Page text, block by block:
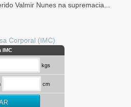
Valmir Nunes na supremacia...
Corporal (IMC)
IMC
kgs
cm